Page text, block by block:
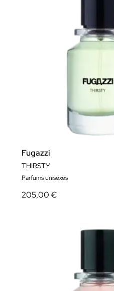
Fugazzi
THIRSTY
Parfums unisexes
205,00 €